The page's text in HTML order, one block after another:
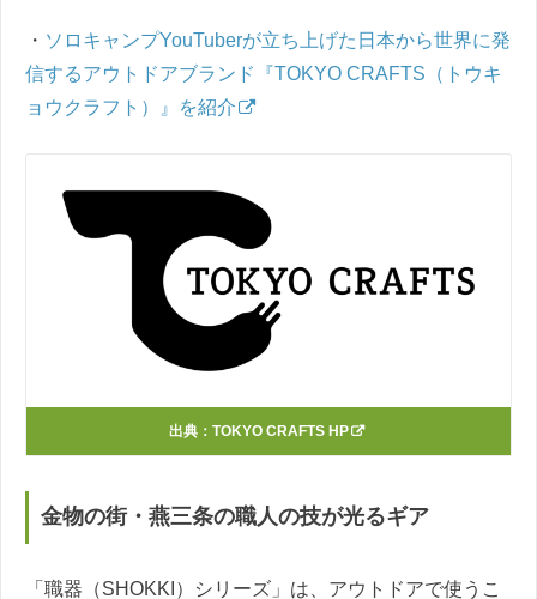
・ ソロキャンプYouTuberが立ち上げた日本から世界に発
信するアウトドアブランド『TOKYO CRAFTS（トウキ
ョウクラフト）』を紹介
出典： TOKYO CRAFTS HP
金物の街・燕三条の職人の技が光るギア
「職器（SHOKKI）シリーズ」は、アウトドアで使うこ